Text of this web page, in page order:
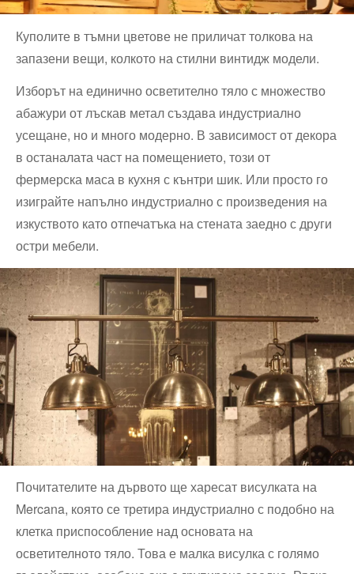
Куполите в тъмни цветове не приличат толкова на
запазени вещи, колкото на стилни винтидж модели.
Изборът на единично осветително тяло с множество
абажури от лъскав метал създава индустриално
усещане, но и много модерно. В зависимост от декора
в останалата част на помещението, този от
фермерска маса в кухня с кънтри шик. Или просто го
изиграйте напълно индустриално с произведения на
изкуството като отпечатъка на стената заедно с други
остри мебели.
Почитателите на дървото ще харесат висулката на
Mercana, която се третира индустриално с подобно на
клетка приспособление над основата на
осветителното тяло. Това е малка висулка с голямо